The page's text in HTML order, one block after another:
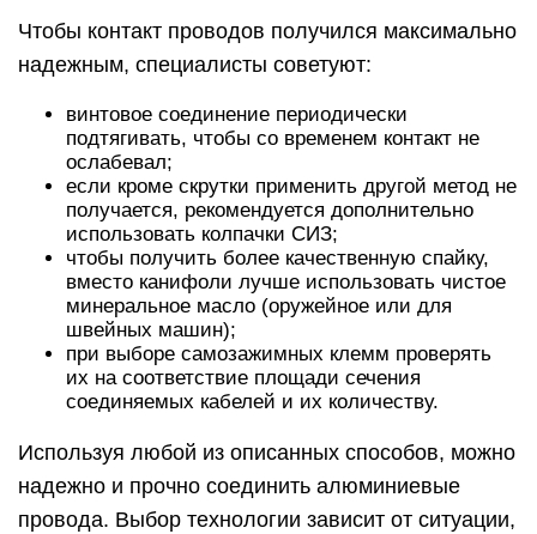
Чтобы контакт проводов получился максимально
надежным, специалисты советуют:
винтовое соединение периодически
подтягивать, чтобы со временем контакт не
ослабевал;
если кроме скрутки применить другой метод не
получается, рекомендуется дополнительно
использовать колпачки СИЗ;
чтобы получить более качественную спайку,
вместо канифоли лучше использовать чистое
минеральное масло (оружейное или для
швейных машин);
при выборе самозажимных клемм проверять
их на соответствие площади сечения
соединяемых кабелей и их количеству.
Используя любой из описанных способов, можно
надежно и прочно соединить алюминиевые
провода. Выбор технологии зависит от ситуации,